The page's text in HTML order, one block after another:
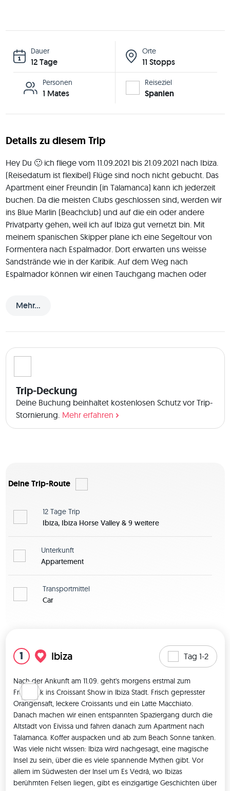
Dauer
12 Tage
Orte
11 Stopps
Personen
1 Mates
Reiseziel
Spanien
Details zu diesem Trip
Mehr...
Hey Du 🙂 ich fliege vom 11.09.2021 bis 21.09.2021 nach Ibiza.
(Reisedatum ist flexibel) Flüge sind noch nicht gebucht. Das
Apartment einer Freundin (in Talamanca) kann ich jederzeit
buchen. Da die meisten Clubs geschlossen sind, werden wir
ins Blue Marlin (Beachclub) und auf die ein oder andere
Privatparty gehen, weil ich auf Ibiza gut vernetzt bin. Mit
meinem spanischen Skipper plane ich eine Segeltour von
Formentera nach Espalmador. Dort erwarten uns weisse
Sandstrände wie in der Karibik. Auf dem Weg nach
Espalmador können wir einen Tauchgang machen oder
auch ganz gechillt paar entspannte Tage am Strand
werden wir in Ibiza Horse Valley reiten gehen und natürlich
werden wir auch den schönsten Hippie Markt "Las Dalias"
besuchen. Dort kaufe ich mir immer ein paar coole
und die schönsten und Strände auf Ibiza und natürlich die
magischsten Orte wie Es Vedra, Ibiza Stonehenge und
Atlantis. Wenn Dich meine Reiseplanung neugierig gemacht
hat und Du Ibiza mal von einer ganz anderen Seite
Trip-Deckung
Deine Buchung beinhaltet kostenlosen Schutz vor Trip-
Stornierung. Mehr erfahren
Deine Trip-Route
12 Tage Trip
Ibiza, Ibiza Horse Valley & 9 weitere
Unterkunft
Appartement
Transportmittel
Car
1 Ibiza Tag 1-2
Nach der Ankunft am 11.09. geht's morgens erstmal zum
Frühstück ins Croissant Show in Ibiza Stadt. Frisch gepresster
Orangensaft, leckere Croissants und ein Latte Macchiato.
Danach machen wir einen entspannten Spaziergang durch die
Altstadt von Eivissa und fahren danach zum Apartment nach
Talamanca. Koffer auspacken und ab zum Beach Sonne tanken.
Was viele nicht wissen: Ibiza wird nachgesagt, eine magische
Insel zu sein, über die es viele spannende Mythen gibt. Vor
allem im Südwesten der Insel um Es Vedrá, wo Ibizas
berühmten Felsen liegen, gibt es einzigartige Geschichten über